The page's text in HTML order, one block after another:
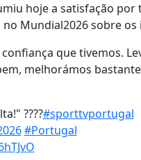
hoje a satisfação
Mundial2026 sobre os
que tivemos.
melhorámos
????#sporttvportugal
#Portugal